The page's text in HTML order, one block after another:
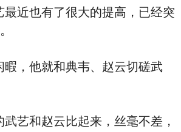
也有了很大的提高，已经突
他就和典韦、赵云切磋武
和赵云比起来，丝毫不差，